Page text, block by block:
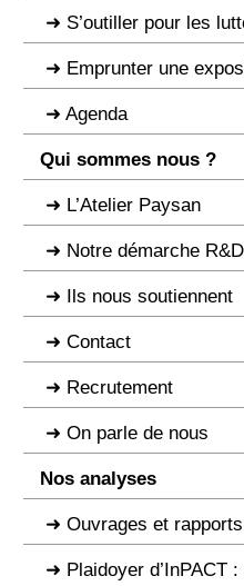
S’outiller pour les
Emprunter une
Agenda
Qui sommes nous ?
L’Atelier Paysan
Notre démarche R&D
Ils nous soutiennent
Contact
Recrutement
On parle de nous
Nos analyses
Ouvrages et rapports
Plaidoyer d’InPACT